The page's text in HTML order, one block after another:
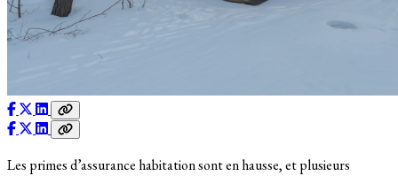
Les primes d’assurance habitation sont en hausse, et plusieurs